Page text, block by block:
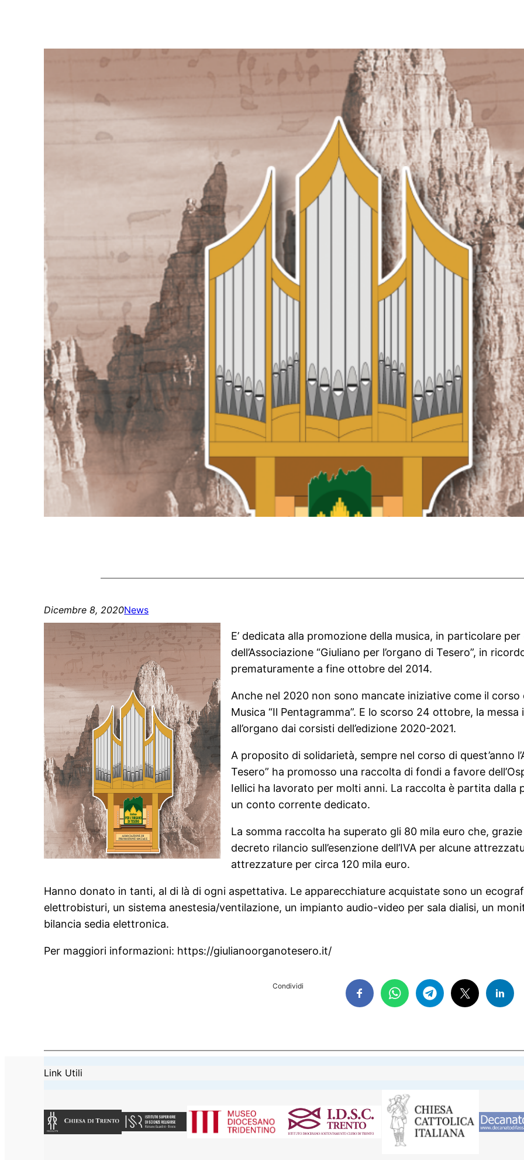
Dicembre 8, 2020News
E’ dedicata alla promozione della musica, in particolare
dell’Associazione “Giuliano per l’organo di Tesero”, in
prematuramente a fine ottobre del 2014.
Anche nel 2020 non sono mancate iniziative come il corso
Musica “Il Pentagramma”. E lo scorso 24 ottobre, la
all’organo dai corsisti dell’edizione 2020-2021.
A proposito di solidarietà, sempre nel corso di quest’anno
Tesero” ha promosso una raccolta di fondi a favore
Iellici ha lavorato per molti anni. La raccolta è partita dalla
un conto corrente dedicato.
La somma raccolta ha superato gli 80 mila euro che,
decreto rilancio sull’esenzione dell’IVA per alcune
attrezzature per circa 120 mila euro.
Hanno donato in tanti, al di là di ogni aspettativa. Le apparecchiature acquistate sono un
elettrobisturi, un sistema anestesia/ventilazione, un impianto audio-video per sala dialisi, un
bilancia sedia elettronica.
Per maggiori informazioni: https://giulianoorganotesero.it/
Condividi
Link Utili